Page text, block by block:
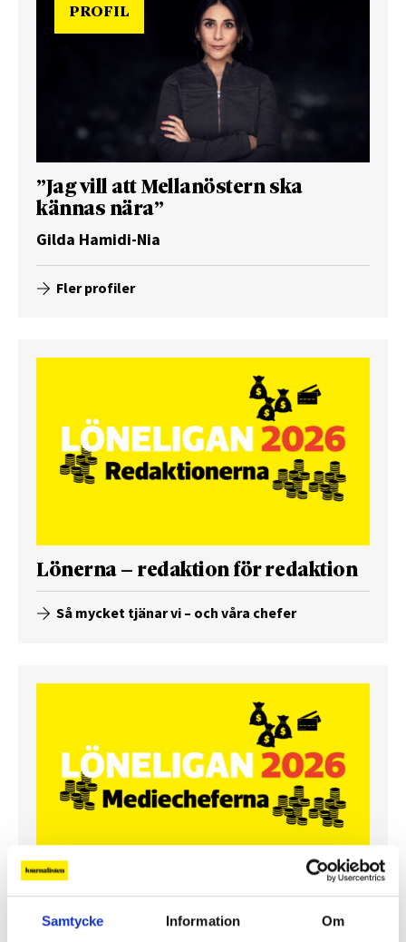
Samtycke Information Om
PROFIL
”Jag vill att Mellanöstern ska
kännas nära”
Gilda Hamidi-Nia
Fler profiler
Lönerna – redaktion för redaktion
Så mycket tjänar vi – och våra chefer
Så mycket tjänar mediecheferna